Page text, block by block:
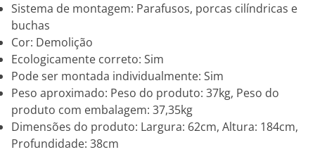
Sistema de montagem: Parafusos, porcas cilíndricas e
buchas
Cor: Demolição
Ecologicamente correto: Sim
Pode ser montada individualmente: Sim
Peso aproximado: Peso do produto: 37kg, Peso do
produto com embalagem: 37,35kg
Dimensões do produto: Largura: 62cm, Altura: 184cm,
Profundidade: 38cm